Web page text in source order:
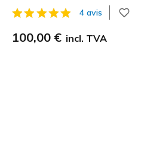
Évaluation client 5 sur 5
4 avis
100,00 € incl. TVA